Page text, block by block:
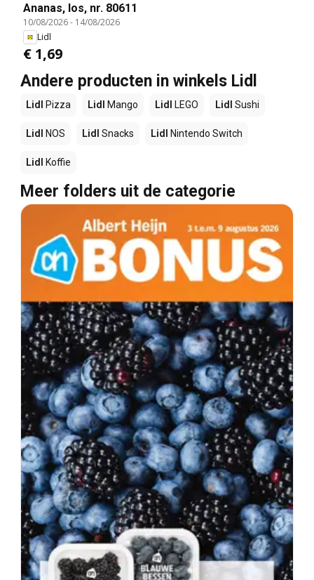
Ananas, los, nr. 80611
10/08/2026- 14/08/2026
Lidl
€ 1,69
Andere producten in winkels Lidl
Lidl Pizza Lidl Mango Lidl LEGO Lidl Sushi
Lidl NOS Lidl Snacks Lidl Nintendo Switch
Lidl Koffie
Meer folders uit de categorie